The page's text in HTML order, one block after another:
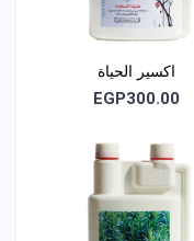
اكسير الحياة
EGP300.00